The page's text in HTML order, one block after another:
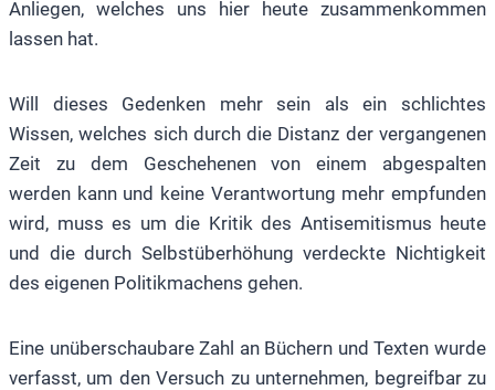
Anliegen, welches uns hier heute zusammenkommen
lassen hat.
Will dieses Gedenken mehr sein als ein schlichtes
Wissen, welches sich durch die Distanz der vergangenen
Zeit zu dem Geschehenen von einem abgespalten
werden kann und keine Verantwortung mehr empfunden
wird, muss es um die Kritik des Antisemitismus heute
und die durch Selbstüberhöhung verdeckte Nichtigkeit
des eigenen Politikmachens gehen.
Eine unüberschaubare Zahl an Büchern und Texten wurde
verfasst, um den Versuch zu unternehmen, begreifbar zu